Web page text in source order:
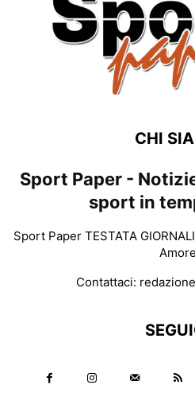
CHI
Sport Paper -
sport in
Sport Paper TESTATA
Amore
Contattaci: